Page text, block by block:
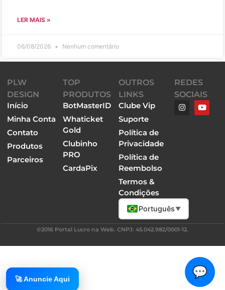
LER MAIS »
06/08/2026 Nenhum comentário
PLW
DESIGN
Início
Minha Conta
Contato
Produtos
Parceiros
TOP
PRODUTOS
BotMasterID
Whaticket
Gold
Clubinho
PRO
CardaPix
💬
OUTROS
LINKS
Clube Vip
Suporte
Política de
Privacidade
Política de
Reembolso
Termos &
Condições
Português ▼
REDES
SOCIAIS
©2016 Portal Lucro na Web. CNPJ: 45.042.982/0001-12.
🚀 Anuncie Aqui